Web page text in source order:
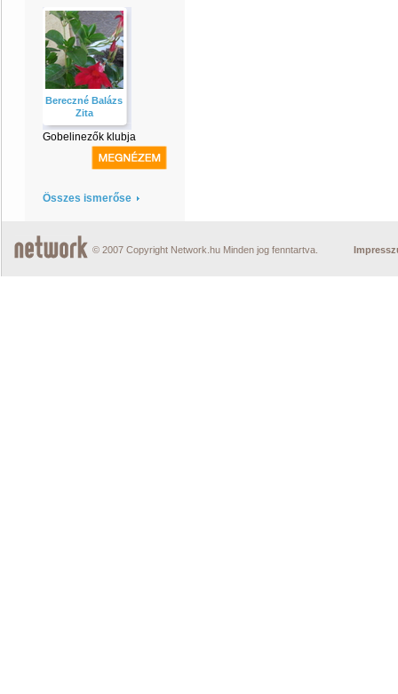
Bereczné Balázs
Zita
Gobelinezők klubja
Összes ismerőse
© 2007 Copyright Network.hu Minden jog fenntartva.